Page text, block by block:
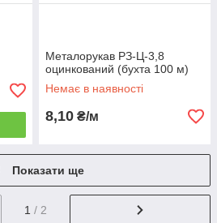
Металорукав РЗ-Ц-3,8
оцинкований (бухта 100 м)
Немає в наявності
8,10 ₴/м
Показати ще
1 / 2